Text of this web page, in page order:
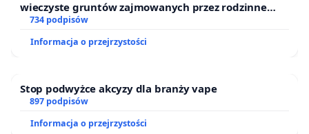
wieczyste gruntów zajmowanych przez rodzinne
ogrody działkowe.
734 podpisów
Informacja o przejrzystości
Stop podwyżce akcyzy dla branży vape
897 podpisów
Informacja o przejrzystości